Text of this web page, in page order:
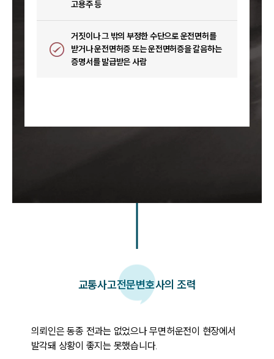
고용주 등
거짓이나 그 밖의 부정한 수단으로 운전면허를
받거나 운전면허증 또는 운전면허증을 갈음하는
증명서를 발급받은 사람
교통사고전문변호사의 조력
의뢰인은 동종 전과는 없었으나 무면허운전이 현장에서
발각돼 상황이 좋지는 못했습니다.